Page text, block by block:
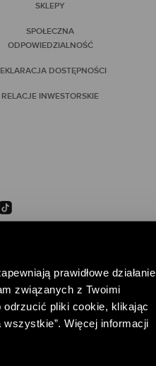
prawidłowe działanie
związanych z Twoimi
pliki cookie, klikając
Więcej informacji
SKLEPY
SPOŁECZNA
ODPOWIEDZIALNOŚĆ
DOSTĘPNOŚCI
RELACJE INWESTORSKIE
PRAW KOBIET